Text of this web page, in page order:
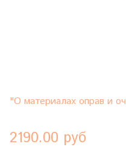
"О материалах оправ и
2190.00 руб